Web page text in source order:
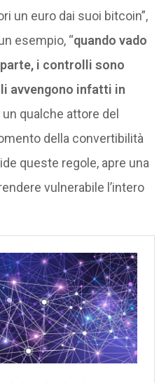
un euro dai suoi bitcoin”,
esempio, “quando vado
i controlli sono
avvengono infatti in
un qualche attore del
della convertibilità
queste regole, apre una
vulnerabile l’intero